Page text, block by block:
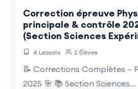
Correction épreuve
principale & contrôle
(Section Sciences
4 Lessons 2 Élèves
📝 Corrections Complètes –
2025 🎯 📚 Section Sciences…